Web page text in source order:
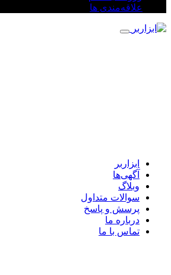
علاقه‌مندی ها
ابزاربر
آگهی‌ها
وبلاگ
سوالات متداول
پرسش و پاسخ
درباره ما
تماس با ما